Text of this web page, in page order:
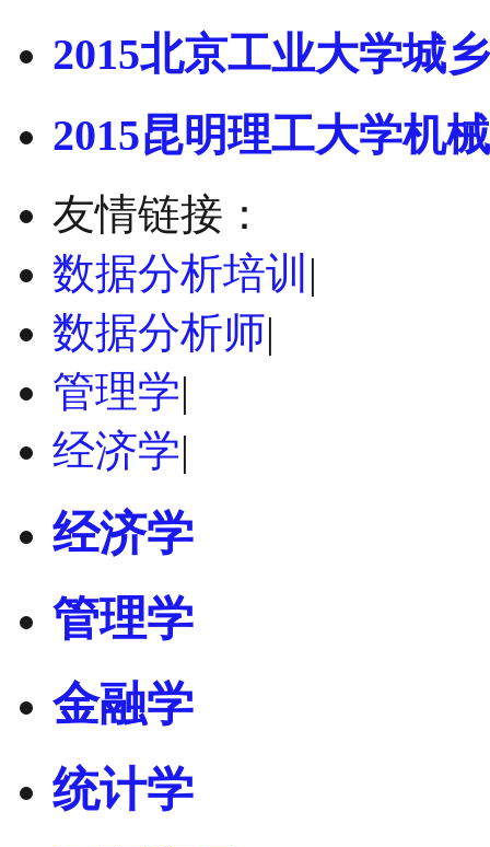
2015北京工业大学城乡
2015昆明理工大学机械
友情链接：
数据分析培训 |
数据分析师|
管理学|
经济学|
经济学
管理学
金融学
统计学